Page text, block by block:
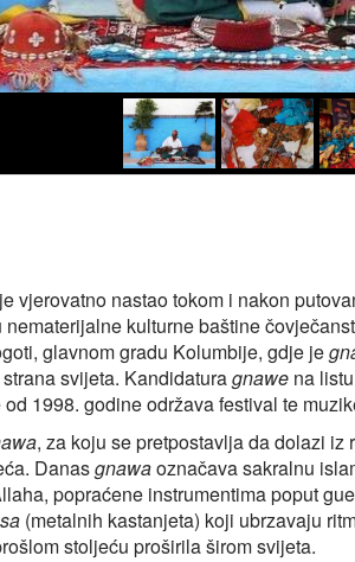
vjerovatno nastao tokom i nakon
kulturne baštine
glavnom gradu Kolumbije, gdje je
svijeta. Kandidaturagnawe na
1998. godine održava festival te
, za koju se pretpostavlja da dolazi
Danasgnawaoznačava sakralnu
popraćene instrumentima poput
(metalnih kastanjeta) koji ubrzavaju
stoljeću proširila širom svijeta.